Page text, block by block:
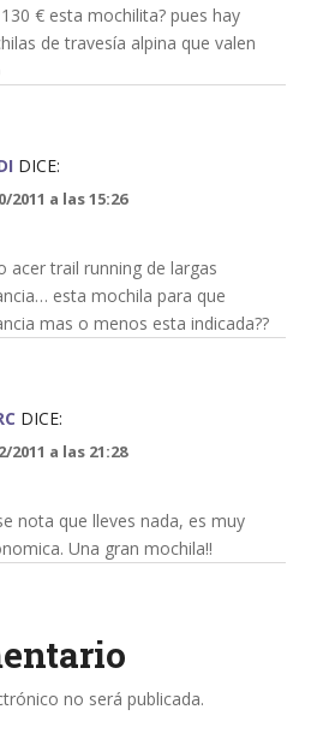
€ esta mochilita? pues hay
de travesía alpina que valen
DICE:
2011 a las 15:26
acer trail running de largas
esta mochila para que
mas o menos esta indicada??
DICE:
2011 a las 21:28
nota que lleves nada, es muy
Una gran mochila!!
no será publicada.